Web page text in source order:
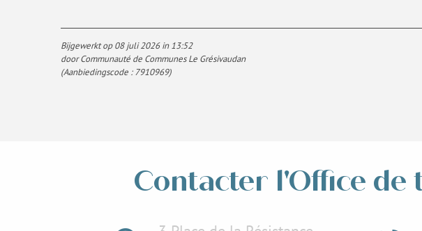
Bijgewerkt op 08 juli 2026 in 13:52
door Communauté de Communes Le Grésivaudan
(Aanbiedingscode :7910969)
Contacter l'Office de